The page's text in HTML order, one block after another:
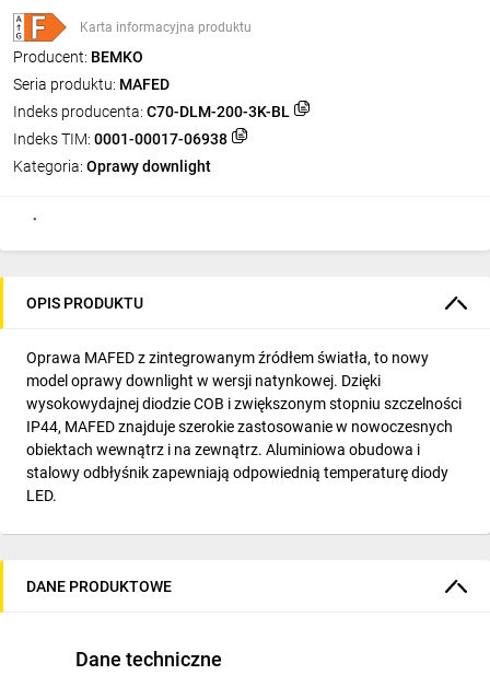
Karta informacyjna produktu
Producent: BEMKO
Seria produktu: MAFED
Indeks producenta: C70-DLM-200-3K-BL
Indeks TIM: 0001-00017-06938
Kategoria: Oprawy downlight
OPIS PRODUKTU
Oprawa MAFED z zintegrowanym źródłem światła, to nowy
model oprawy downlight w wersji natynkowej. Dzięki
wysokowydajnej diodzie COB i zwiększonym stopniu szczelności
IP44, MAFED znajduje szerokie zastosowanie w nowoczesnych
obiektach wewnątrz i na zewnątrz. Aluminiowa obudowa i
stalowy odbłyśnik zapewniają odpowiednią temperaturę diody
LED.
DANE PRODUKTOWE
Dane techniczne